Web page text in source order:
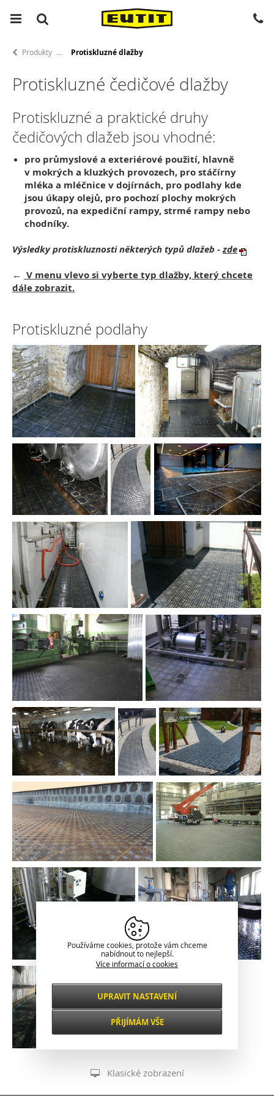
Produkty Protiskluzné dlažby
Protiskluzné čedičové dlažby
Protiskluzné a praktické druhy
čedičových dlažeb jsou vhodné:
pro průmyslové a exteriérové použití, hlavně
v mokrých a kluzkých provozech, pro stáčírny
mléka a mléčnice v dojírnách, pro podlahy kde
jsou úkapy olejů, pro pochozí plochy mokrých
provozů, na expediční rampy, strmé rampy nebo
chodníky.
Výsledky protiskluznosti některých typů dlažeb -zde
← V menu vlevo si vyberte typ dlažby, který chcete
dále zobrazit.
Protiskluzné podlahy
Klasické zobrazení
Používáme cookies, protože vám chceme
nabídnout to nejlepší.
Více informací o cookies
Nezbytné
VŽDY AKTIVNÍ
Funkční a
osobnější, protože nám umožňují ukládat
UPRAVIT NASTAVENÍ
PŘIJÍMÁM VŠE